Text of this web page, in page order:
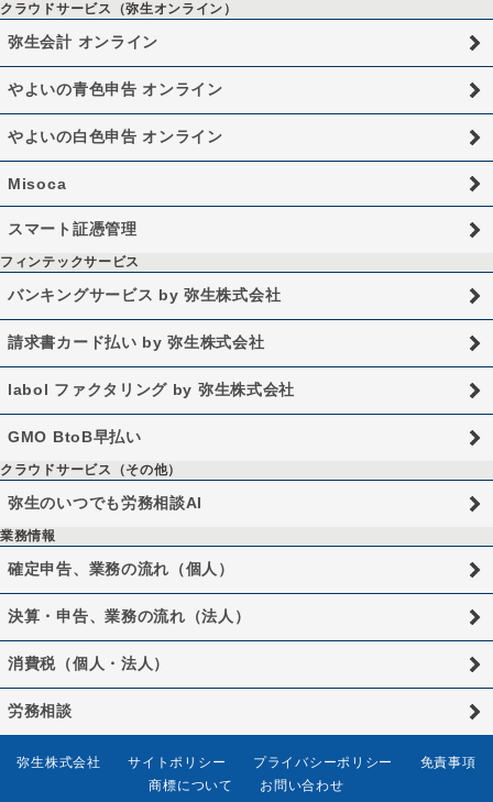
クラウドサービス（弥生オンライン）
弥生会計 オンライン
やよいの青色申告 オンライン
やよいの白色申告 オンライン
Misoca
スマート証憑管理
フィンテックサービス
バンキングサービス by 弥生株式会社
請求書カード払い by 弥生株式会社
labol ファクタリング by 弥生株式会社
GMO BtoB早払い
クラウドサービス（その他）
弥生のいつでも労務相談AI
業務情報
確定申告、業務の流れ（個人）
決算・申告、業務の流れ（法人）
消費税（個人・法人）
労務相談
弥生株式会社 サイトポリシー プライバシーポリシー
免責事項
商標について
お問い合わせ